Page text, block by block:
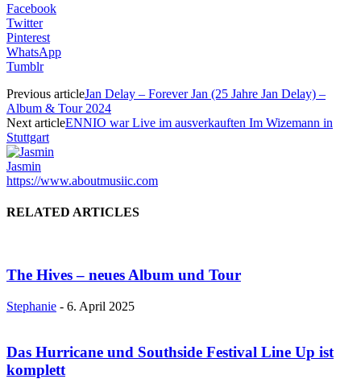
Facebook
Twitter
Pinterest
WhatsApp
Tumblr
Previous articleJan Delay – Forever Jan (25 Jahre Jan Delay) –
Album & Tour 2024
Next articleENNIO war Live im ausverkauften Im Wizemann in
Stuttgart
Jasmin
https://www.aboutmusiic.com
RELATED ARTICLES
The Hives – neues Album und Tour
Stephanie - 6. April 2025
Das Hurricane und Southside Festival Line Up ist
komplett